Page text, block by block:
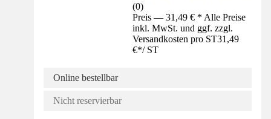
(0)
Preis — 31,49 € * Alle Preise
inkl. MwSt. und ggf. zzgl.
Versandkosten pro ST31,49
€*/ ST
Online bestellbar
Nicht reservierbar